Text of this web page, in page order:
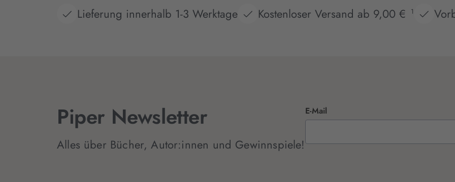
Lieferung innerhalb 1-3 Werktage Kostenloser Versand ab 9,00 € 1
Piper Newsletter
Alles über Bücher, Autor:innen und Gewinnspiele!
E-Mail